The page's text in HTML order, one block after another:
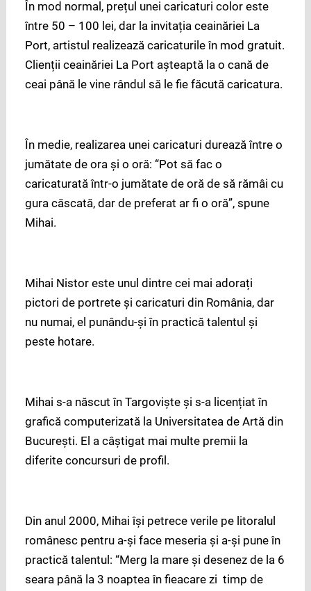
În mod normal, prețul unei caricaturi color este
între 50 – 100 lei, dar la invitația ceainăriei La
Port, artistul realizează caricaturile în mod gratuit.
Clienții ceainăriei La Port așteaptă la o cană de
ceai până le vine rândul să le fie făcută caricatura.
În medie, realizarea unei caricaturi durează între o
jumătate de ora și o oră: “Pot să fac o
caricaturată într-o jumătate de oră de să rămâi cu
gura căscată, dar de preferat ar fi o oră”, spune
Mihai.
Mihai Nistor este unul dintre cei mai adorați
pictori de portrete și caricaturi din România, dar
nu numai, el punându-și în practică talentul și
peste hotare.
Mihai s-a născut în Targoviște și s-a licențiat în
grafică computerizată la Universitatea de Artă din
București. El a câștigat mai multe premii la
diferite concursuri de profil.
Din anul 2000, Mihai își petrece verile pe litoralul
românesc pentru a-și face meseria și a-și pune în
practică talentul: “Merg la mare și desenez de la 6
seara până la 3 noaptea în fieacare zi timp de